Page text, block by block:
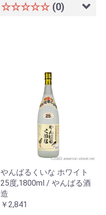
☆☆☆☆☆ (0)
やんばるくいな ホワイト
25度,1800ml / やんばる酒
造
￥2,841